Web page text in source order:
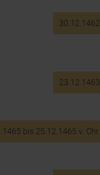
30.12.1462
23.12.1463
bis 25.12.1465 v. Chr.